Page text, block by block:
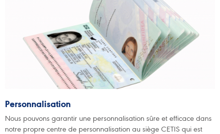
Personnalisation
Nous pouvons garantir une personnalisation sûre et efficace dans
notre propre centre de personnalisation au siège CETIS qui est